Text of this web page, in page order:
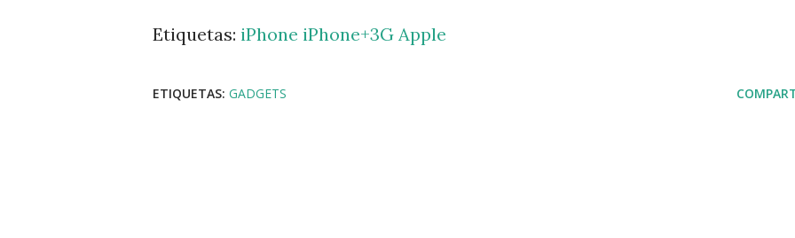
Etiquetas: iPhone iPhone+3G Apple
ETIQUETAS: GADGETS